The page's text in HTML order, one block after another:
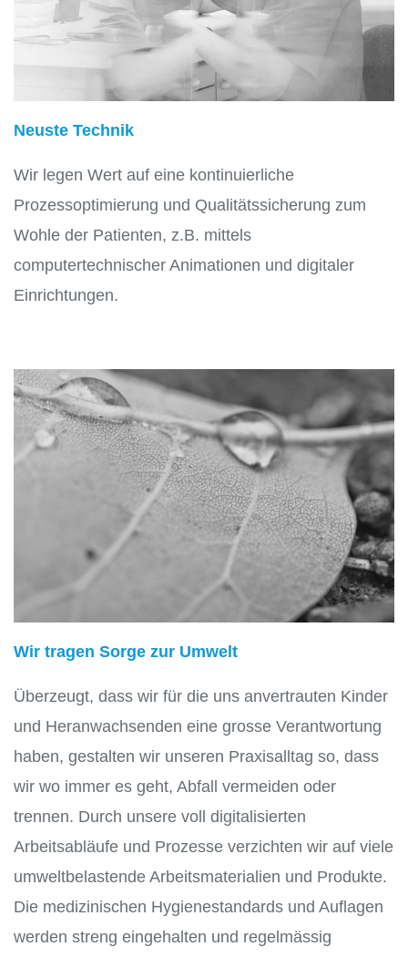
Neuste Technik
Wir legen Wert auf eine kontinuierliche
Prozessoptimierung und Qualitätssicherung zum
Wohle der Patienten, z.B. mittels
computertechnischer Animationen und digitaler
Einrichtungen.
Wir tragen Sorge zur Umwelt
Überzeugt, dass wir für die uns anvertrauten Kinder
und Heranwachsenden eine grosse Verantwortung
haben, gestalten wir unseren Praxisalltag so, dass
wir wo immer es geht, Abfall vermeiden oder
trennen. Durch unsere voll digitalisierten
Arbeitsabläufe und Prozesse verzichten wir auf viele
umweltbelastende Arbeitsmaterialien und Produkte.
Die medizinischen Hygienestandards und Auflagen
werden streng eingehalten und regelmässig